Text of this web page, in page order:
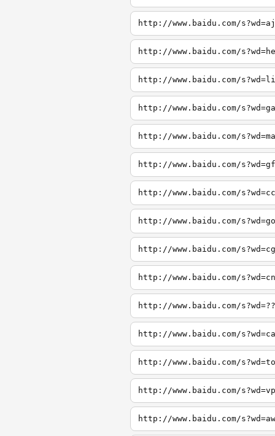
http://www.baidu.com/s?wd=aj
http://www.baidu.com/
http://www.baidu.com/
http://www.baidu.com/
http://www.baidu.com/
http://www.baidu.com/
http://www.baidu.com/
http://www.baidu.com/
http://www.baidu.com/
http://www.baidu.com/
http://www.baidu.com/
http://www.baidu.com/
http://www.baidu.com/
http://www.baidu.com/
http://www.baidu.com/